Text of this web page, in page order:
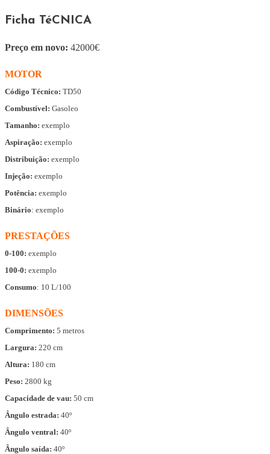
Ficha TéCNICA
Preço em novo: 42000€
MOTOR
Código Técnico: TD50
Combustível: Gasoleo
Tamanho: exemplo
Aspiração: exemplo
Distribuição: exemplo
Injeção: exemplo
Potência: exemplo
Binário: exemplo
PRESTAÇÕES
0-100: exemplo
100-0: exemplo
Consumo: 10 L/100
DIMENSÕES
Comprimento: 5 metros
Largura: 220 cm
Altura: 180 cm
Peso: 2800 kg
Capacidade de vau: 50 cm
Ângulo estrada: 40º
Ângulo ventral: 40º
Ângulo saída: 40º